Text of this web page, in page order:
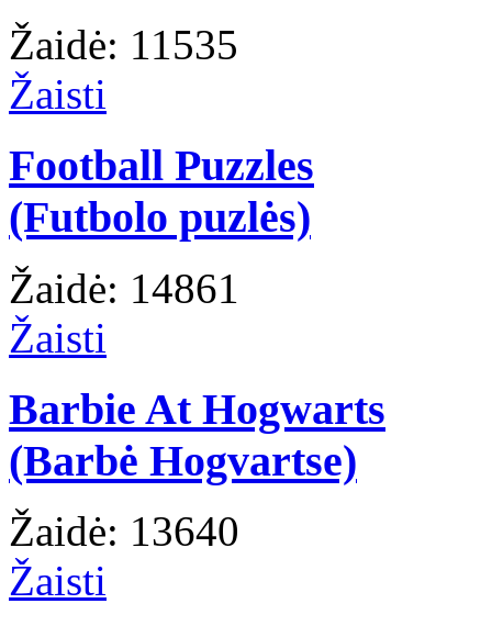
Žaidė: 11535
Žaisti
Football Puzzles
(Futbolo puzlės)
Žaidė: 14861
Žaisti
Barbie At Hogwarts
(Barbė Hogvartse)
Žaidė: 13640
Žaisti